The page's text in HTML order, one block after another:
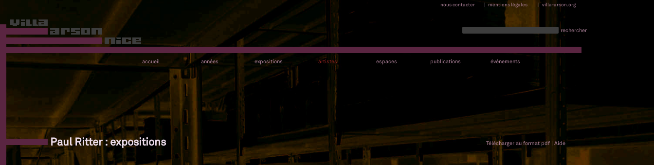
nous contacter | mentions légales | villa-arson.org
rechercher
accueil années expositions artistes espaces publications événements
Paul Ritter : expositions Télécharger au format pdf | Aide